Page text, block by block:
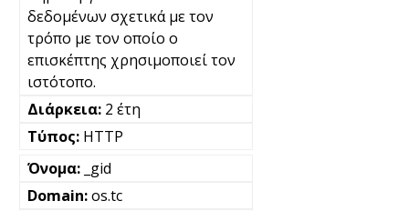
δεδομένων σχετικά με τον
τρόπο με τον οποίο ο
επισκέπτης χρησιμοποιεί τον
ιστότοπο.
2 έτη
HTTP
_gid
os.tc